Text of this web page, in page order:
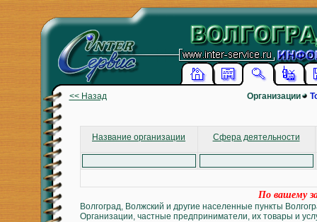
<< Назад Организации
Название организации Сфера деятельности
По вашему
Волгоград, Волжский и другие населенные пункты
Организации, частные предприниматели, их товары и